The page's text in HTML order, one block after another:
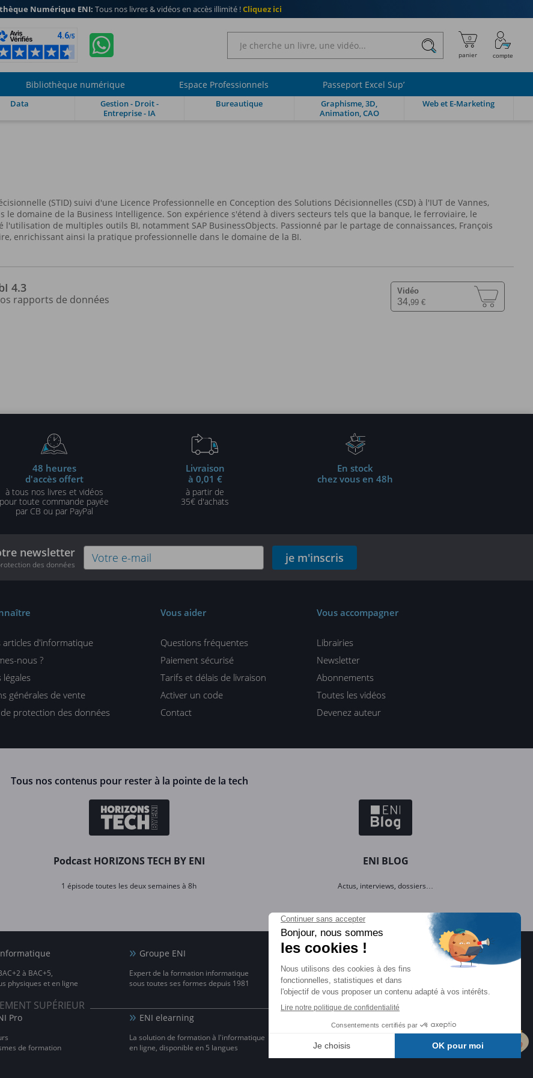
Numérique ENI: Tous nos livres & vidéos en accès illimité !Cliquez ici
Bibliothèque numérique Espace Professionnels Passeport Excel Sup’
Data
Gestion - Droit -
Entreprise - IA
Bureautique
Graphisme, 3D,
Animation, CAO
Web et E-Marketing
(STID) suivi d'une Licence Professionnelle en Conception des Solutions Décisionnelles (CSD) à l'IUT de Vannes,
domaine de la Business Intelligence. Son expérience s'étend à divers secteurs tels que la banque, le ferroviaire, le
de multiples outils BI, notamment SAP BusinessObjects. Passionné par le partage de connaissances, François
enrichissant ainsi la pratique professionnelle dans le domaine de la BI.
4.3
rapports de données
Vidéo
34,99 €
48 heures
d'accès offert
à tous nos livres et vidéos
pour toute commande payée
par CB ou par PayPal
Livraison
à 0,01 €
à partir de
35€ d'achats
En stock
chez vous en 48h
newsletter
des données je m'inscris
articles d'informatique
nous ?
générales de vente
protection des données
Vous aider
Questions fréquentes
Paiement sécurisé
Tarifs et délais de livraison
Activer un code
Contact
Vous accompagner
Librairies
Newsletter
Abonnements
Toutes les vidéos
Devenez auteur
Tous nos contenus pour rester à la pointe de la tech
Podcast HORIZONS TECH BY ENI
1 épisode toutes les deux semaines à 8h
ENI BLOG
Actus, interviews, dossiers…
à BAC+5,
physiques et en ligne
Groupe ENI
Expert de la formation informatique
sous toutes ses formes depuis 1981
SUPÉRIEUR
Pro
de formation
ENI elearning
La solution de formation à l'informatique
en ligne, disponible en 5 langues
éligibles CPF et reconnues par l'État